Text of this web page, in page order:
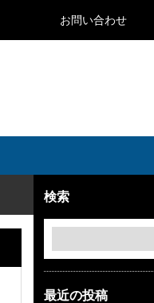
お問い合わせ
検索
最近の投稿